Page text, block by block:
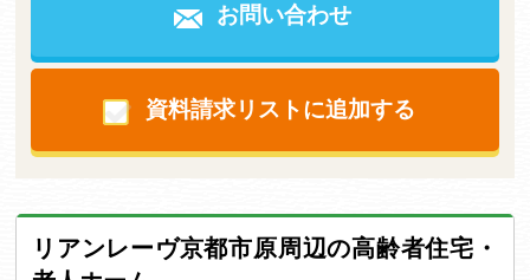
お問い合わせ
資料請求リストに追加する
リアンレーヴ京都市原周辺の高齢者住宅・